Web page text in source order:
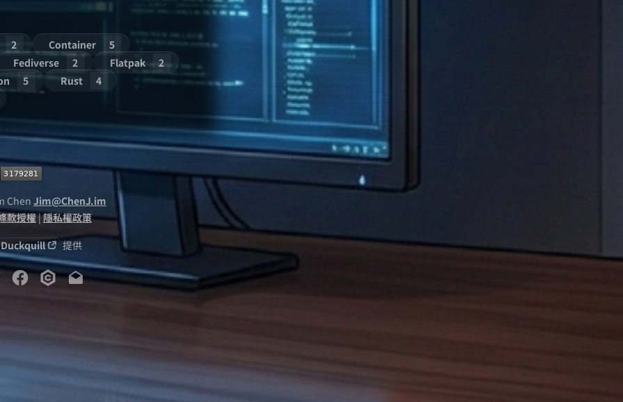
2 Container
5
Fediverse
2 Flatpak
2
5 Rust 4
Chen Jim@ChenJ.im
款授權|隱私權政策
Duckquill
提供